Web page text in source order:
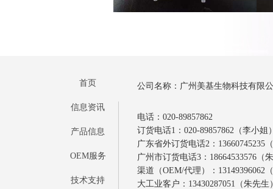
首页
信息资讯
产品信息
OEM服务
技术支持
公司名称：广州美基生物科技有限
电话：020-89857862
订货电话1：020-89857862（李小姐
广东省外订货电话2：13660745235
广州市订货电话3：18664533576（
渠道（OEM/代理）：13149396062
大工业客户：13430287051（朱先生